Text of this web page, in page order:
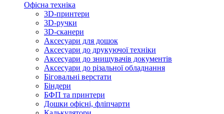
Офісна техніка
3D-принтери
3D-ручки
3D-сканери
Аксесуари для дошок
Аксесуари до друкуючої техніки
Аксесуари до знищувачів документів
Аксесуари до різальної обладнання
Біговальні верстати
Біндери
БФП та принтери
Дошки офісні, фліпчарти